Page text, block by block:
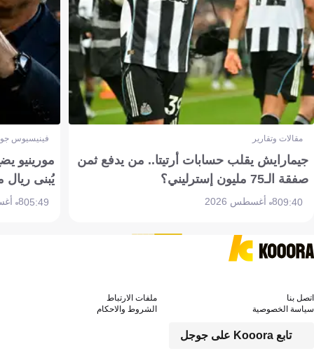
مقالات وتقارير
جيمارايش يقلب حسابات أرتيتا.. من يدفع ثمن
صفقة الـ75 مليون إسترليني؟
09:408 أغسطس 2026
فينيسيوس
مورينيو
يُبنى ريال
05:498 أغسطس 2026
تابع Kooora على جوجل
اتصل بنا
ملفات الارتباط
سياسة الخصوصية
الشروط والاحكام